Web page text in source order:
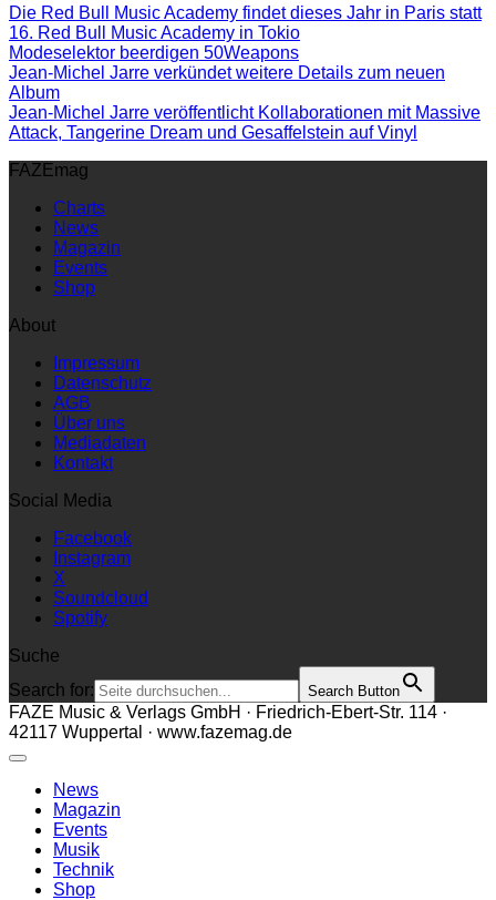
Die Red Bull Music Academy findet dieses Jahr in Paris statt
16. Red Bull Music Academy in Tokio
Modeselektor beerdigen 50Weapons
Jean-Michel Jarre verkündet weitere Details zum neuen
Album
Jean-Michel Jarre veröffentlicht Kollaborationen mit Massive
Attack, Tangerine Dream und Gesaffelstein auf Vinyl
FAZEmag
Charts
News
Magazin
Events
Shop
About
Impressum
Datenschutz
AGB
Über uns
Mediadaten
Kontakt
Social Media
Facebook
Instagram
X
Soundcloud
Spotify
Suche
Search for:
Search Button
FAZE Music & Verlags GmbH · Friedrich-Ebert-Str. 114 ·
42117 Wuppertal · www.fazemag.de
News
Magazin
Events
Musik
Technik
Shop